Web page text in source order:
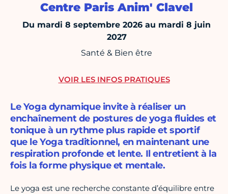
Centre Paris Anim' Clavel
Du mardi 8 septembre 2026 au mardi 8 juin
2027
Santé & Bien être
Le Yoga dynamique invite à réaliser un
enchaînement de postures de yoga fluides et
tonique à un rythme plus rapide et sportif
que le Yoga traditionnel, en maintenant une
respiration profonde et lente. Il entretient à la
fois la forme physique et mentale.
Le yoga est une recherche constante d’équilibre entre
VOIR LES INFOS PRATIQUES